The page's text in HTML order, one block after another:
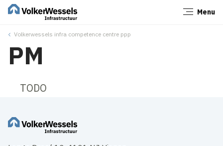
Menu
Volkerwessels infra competence centre ppp
PM
TODO
Sluiten